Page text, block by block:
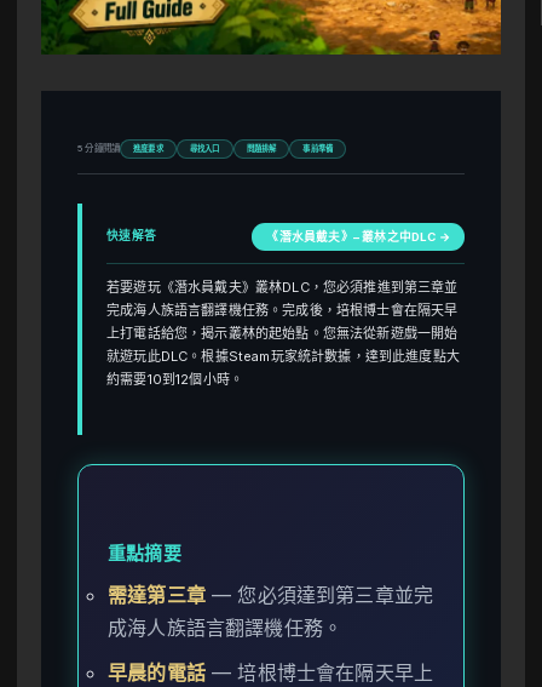
5 分鐘閱讀 進度要求 尋找入口 問題排解 事前準備
快速解答 《潛水員戴夫》– 叢林之中DLC →
若要遊玩《潛水員戴夫》叢林DLC，您必須推進到第三章並
完成海人族語言翻譯機任務。完成後，培根博士會在隔天早
上打電話給您，揭示叢林的起始點。您無法從新遊戲一開始
就遊玩此DLC。根據Steam玩家統計數據，達到此進度點大
約需要10到12個小時。
重點摘要
需達第三章— 您必須達到第三章並完
成海人族語言翻譯機任務。
早晨的電話— 培根博士會在隔天早上